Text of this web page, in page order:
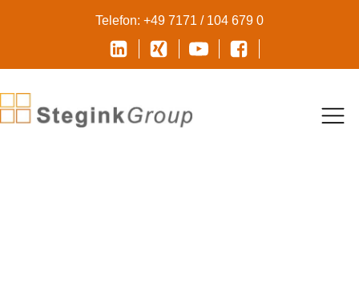
Telefon: +49 7171 / 104 679 0